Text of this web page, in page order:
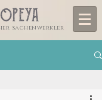
sachenwerkler